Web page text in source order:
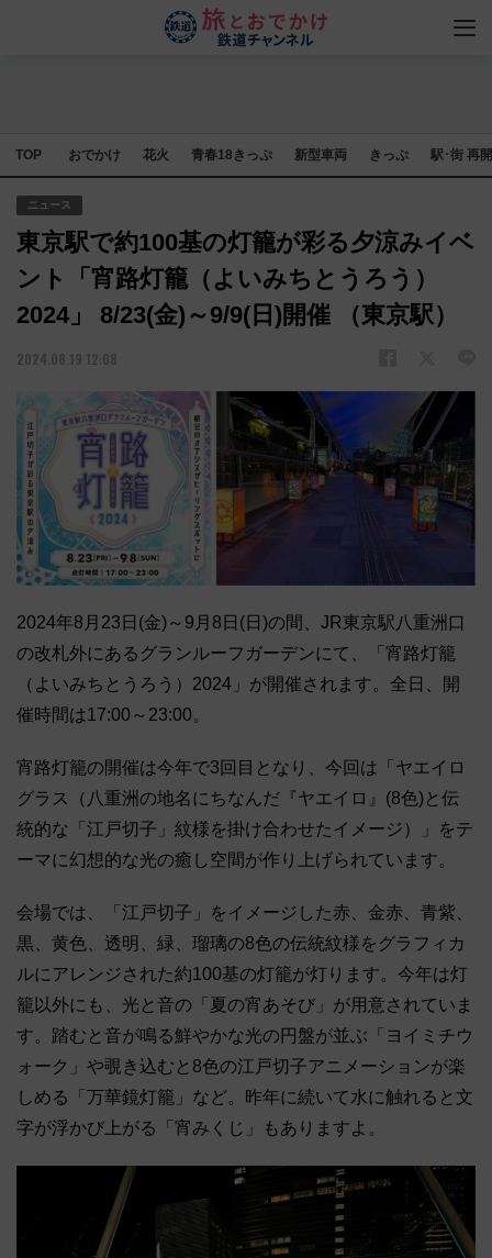
TOP おでかけ 花火 青春18きっぷ 新型車両 きっぷ 駅･街 再
ニュース
東京駅で約100基の灯籠が彩る夕涼みイベ
ント「宵路灯籠（よいみちとうろう）
2024」 8/23(金)～9/9(日)開催 （東京駅）
2024.08.19 12:08
2024年8月23日(金)～9月8日(日)の間、JR東京駅八重洲口
の改札外にあるグランルーフガーデンにて、「宵路灯籠
（よいみちとうろう）2024」が開催されます。全日、開
催時間は17:00～23:00。
宵路灯籠の開催は今年で3回目となり、今回は「ヤエイロ
グラス（八重洲の地名にちなんだ『ヤエイロ』(8色)と伝
統的な「江戸切子」紋様を掛け合わせたイメージ）」をテ
ーマに幻想的な光の癒し空間が作り上げられています。
会場では、「江戸切子」をイメージした赤、金赤、青紫、
黒、黄色、透明、緑、瑠璃の8色の伝統紋様をグラフィカ
ルにアレンジされた約100基の灯籠が灯ります。今年は灯
籠以外にも、光と音の「夏の宵あそび」が用意されていま
す。踏むと音が鳴る鮮やかな光の円盤が並ぶ「ヨイミチウ
ォーク」や覗き込むと8色の江戸切子アニメーションが楽
しめる「万華鏡灯籠」など。昨年に続いて水に触れると文
字が浮かび上がる「宵みくじ」もありますよ。